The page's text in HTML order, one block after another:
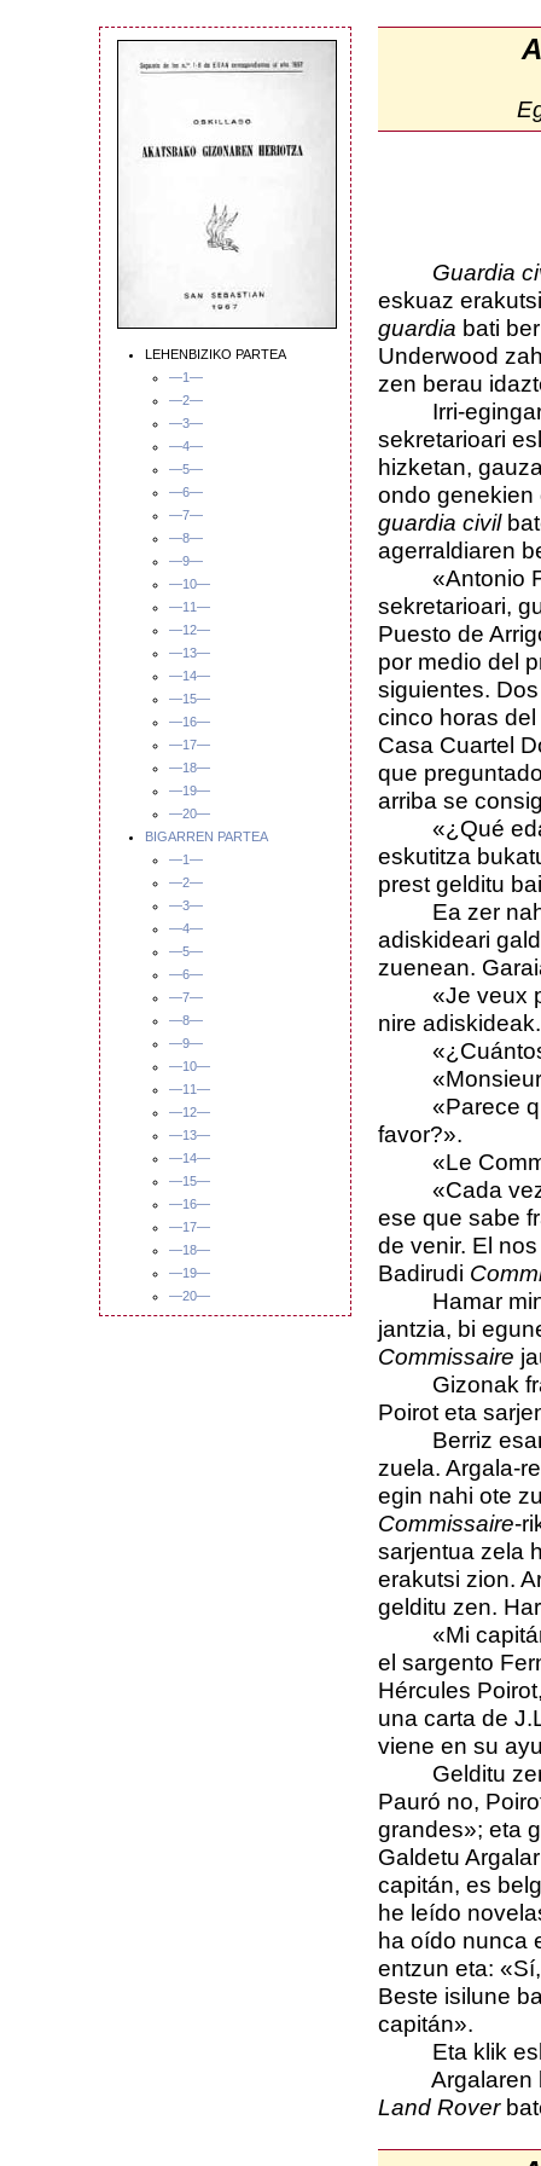
LEHENBIZIKO PARTEA
—1—
—2—
—3—
—4—
—5—
—6—
—7—
—8—
—9—
—10—
—11—
—12—
—13—
—14—
—15—
—16—
—17—
—18—
—19—
—20—
BIGARREN PARTEA
—1—
—2—
—3—
—4—
—5—
—6—
—7—
—8—
—9—
—10—
—11—
—12—
—13—
—14—
—15—
—16—
—17—
—18—
—19—
—20—
Guardia
eskuaz
guardia bati
Underwood
zen berau
Irri-
sekretarioari
hizketan,
ondo genekien
guardia civil
agerraldiaren
«Antonio
sekretarioari,
Puesto de
por medio del
siguientes.
cinco horas
Casa Cuartel
que
arriba se
«¿Qué edad
eskutitza
prest gelditu
Ea zer nahi
adiskideari
zuenean.
«Je veux
nire adiskideak.
«¿Cuántos
«Monsieur
«Parece que
favor?».
«Le
«Cada vez
ese que sabe
de venir. El
Badirudi
Hamar
jantzia, bi
Commissaire
Gizonak
Poirot eta
Berriz esan
zuela. Argala-
egin nahi ote
Commissaire-
sarjentua zela
erakutsi zion.
gelditu zen.
«Mi
el sargento
Hércules
una carta de
viene en su
Gelditu zen
Pauró no,
grandes»; eta
Galdetu
capitán, es
he leído
ha oído nunca
entzun eta:
Beste isilune
capitán».
Eta klik
Argalaren
Land Rover